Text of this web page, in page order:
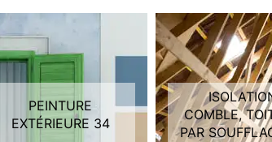
PEINTURE
EXTÉRIEURE 34
COMBLE,
PAR